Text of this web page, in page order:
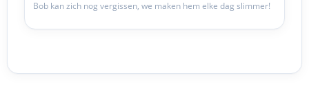
Bob kan zich nog vergissen, we maken hem elke dag slimmer!